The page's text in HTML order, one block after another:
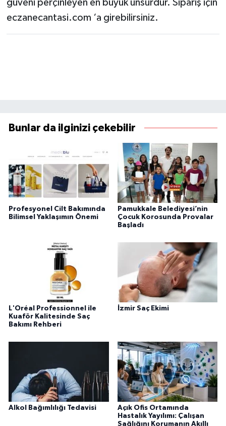
güveni perçinleyen en büyük unsurdur. Sipariş için
eczanecantasi.com ‘a girebilirsiniz.
Bunlar da ilginizi çekebilir
Profesyonel Cilt Bakımında
Bilimsel Yaklaşımın Önemi
Pamukkale Belediyesi’nin
Çocuk Korosunda Provalar
Başladı
L'Oréal Professionnel ile
Kuaför Kalitesinde Saç
Bakımı Rehberi
İzmir Saç Ekimi
Alkol Bağımlılığı Tedavisi
Açık Ofis Ortamında
Hastalık Yayılımı: Çalışan
Sağlığını Korumanın Akıllı